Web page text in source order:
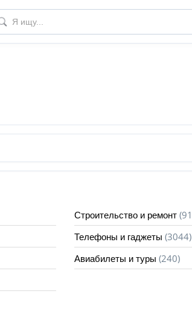
Строительство и ремонт
Телефоны и гаджеты (3044)
Авиабилеты и туры (240)